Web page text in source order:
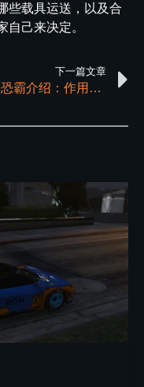
些载具运送，以及合
己来决定。
下一篇文章
GTA5恐霸介绍：作用、能力、数据分析一览